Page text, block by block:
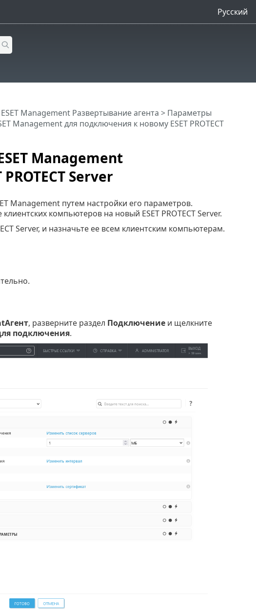
Русский
Management
Server
ESET Management Развертывание агента > Параметры
Management для подключения к новому ESET PROTECT
Management путем настройки его параметров.
компьютеров на новый ESET PROTECT Server.
Server, и назначьте ее всем клиентским компьютерам.
, разверните раздел Подключениеи щелкните
подключения.